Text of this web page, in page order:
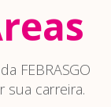
FEBRASGO
carreira.